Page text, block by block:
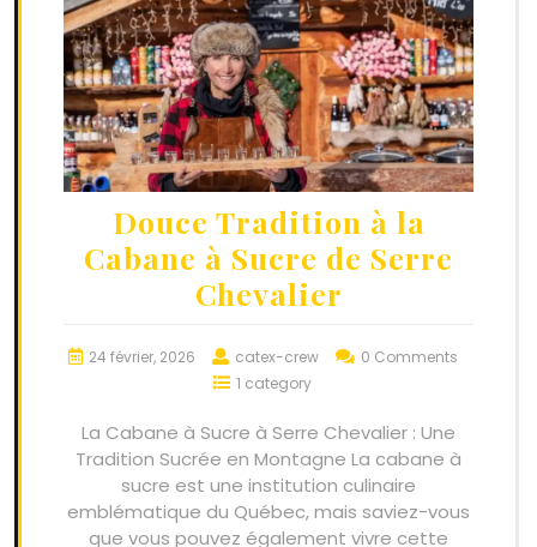
Douce Tradition à la
Cabane à Sucre de Serre
Chevalier
24 février, 2026 catex-crew
0 Comments
1 category
La Cabane à Sucre à Serre Chevalier : Une
Tradition Sucrée en Montagne La cabane à
sucre est une institution culinaire
emblématique du Québec, mais saviez-vous
que vous pouvez également vivre cette